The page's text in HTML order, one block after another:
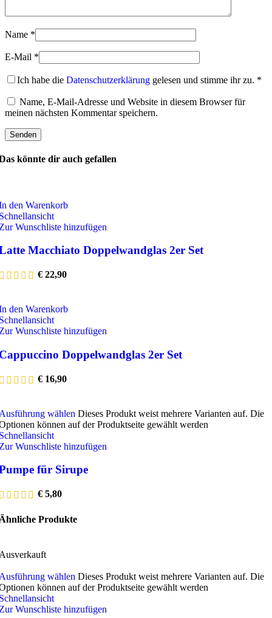
Name *
E-Mail *
Ich habe die Datenschutzerklärung gelesen und stimme ihr zu. *
Name, E-Mail-Adresse und Website in diesem Browser für
meinen nächsten Kommentar speichern.
könnte dir auch gefallen
den Warenkorb
Wunschliste hinzufügen
Macchiato Doppelwandglas 2er Set
€ 22,90
den Warenkorb
Wunschliste hinzufügen
Doppelwandglas 2er Set
€ 16,90
wählen Dieses Produkt weist mehrere Varianten auf. Die
können auf der Produktseite gewählt werden
Wunschliste hinzufügen
für Sirupe
€ 5,80
Produkte
wählen Dieses Produkt weist mehrere Varianten auf. Die
können auf der Produktseite gewählt werden
Wunschliste hinzufügen